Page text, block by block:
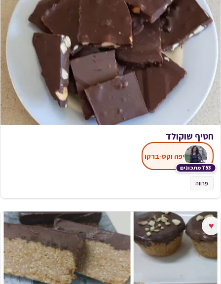
חטיף שוקולד
753 מתכונים
יפה וקס-ברקו
פרווה
♥